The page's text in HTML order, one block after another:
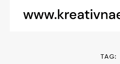
TAG: